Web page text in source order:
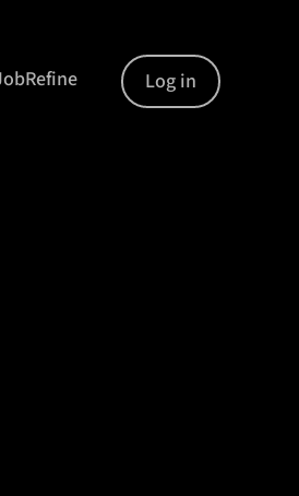
Log in